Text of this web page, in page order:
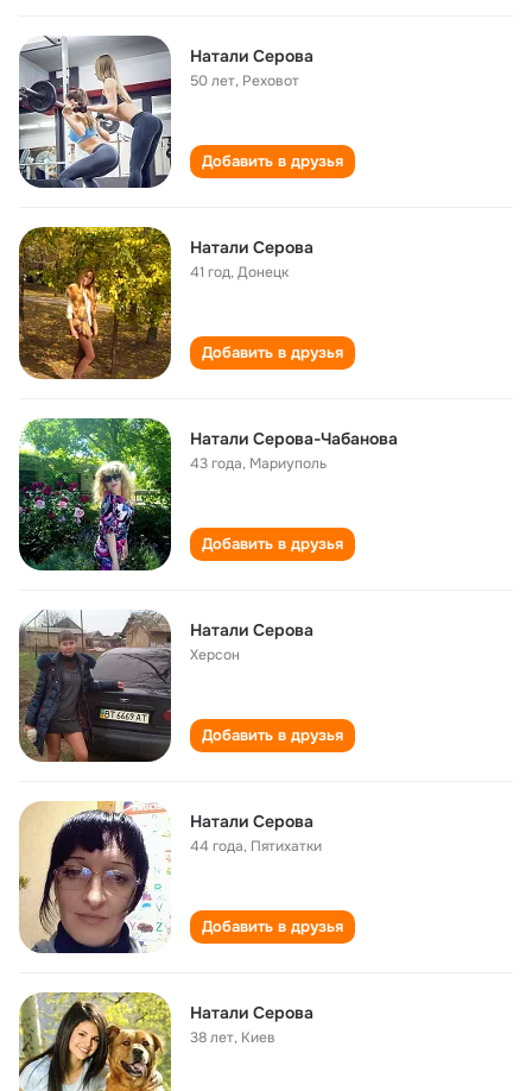
Натали Серова
50 лет, Реховот
Добавить в друзья
Натали Серова
41 год,Донецк
Добавить в друзья
Натали Серова-Чабанова
43 года, Мариуполь
Добавить в друзья
Натали Серова
Херсон
Добавить в друзья
Натали Серова
44 года, Пятихатки
Добавить в друзья
Натали Серова
38 лет, Киев